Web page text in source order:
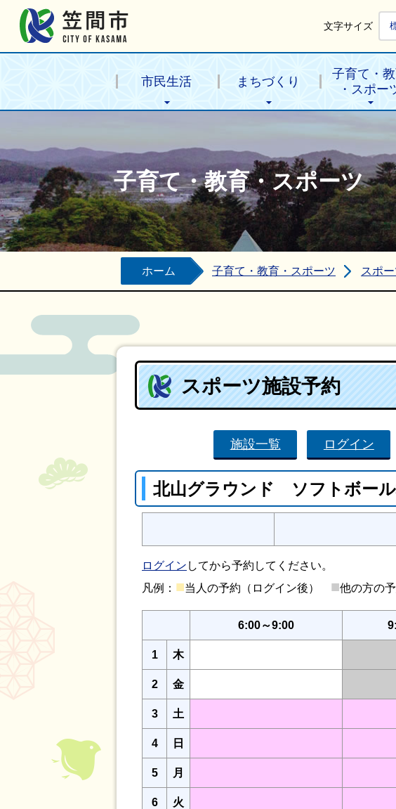
文字サイズ
市民生活 まちづくり
子育て・
・スポー
子育て・教育・スポーツ
ホーム 子育て・教育・スポーツ スポ
スポーツ施設予約
施設一覧 ログイン
北山グラウンド ソフトボー
ログイン してから予約してください。
凡例： ■当人の予約（ログイン後） ■他の方の
6:00～9:00
1 木
2 金
3 土
4 日
5 月
6 火